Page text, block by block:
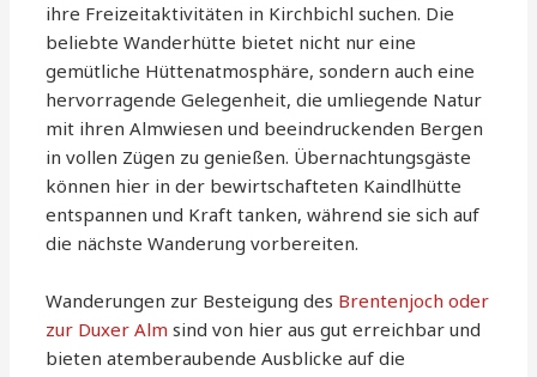
ihre Freizeitaktivitäten in Kirchbichl suchen. Die
beliebte Wanderhütte bietet nicht nur eine
gemütliche Hüttenatmosphäre, sondern auch eine
hervorragende Gelegenheit, die umliegende Natur
mit ihren Almwiesen und beeindruckenden Bergen
in vollen Zügen zu genießen. Übernachtungsgäste
können hier in der bewirtschafteten Kaindlhütte
entspannen und Kraft tanken, während sie sich auf
die nächste Wanderung vorbereiten.
Wanderungen zur Besteigung des Brentenjoch oder
zur Duxer Alm sind von hier aus gut erreichbar und
bieten atemberaubende Ausblicke auf die